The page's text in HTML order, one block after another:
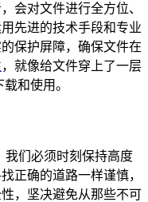
会对文件进行全方位、
先进的技术手段和专业
保护屏障，确保文件在
，就像给文件穿上了一层
和使用。
我们必须时刻保持高度
正确的道路一样谨慎，
，坚决避免从那些不可